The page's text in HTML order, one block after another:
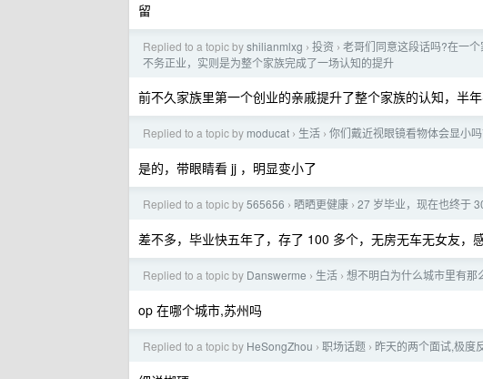
留
Replied to a topic byshilianmlxg › 投资 › 老哥们同意这段话吗?在一
不务正业，实则是为整个家族完成了一场认知的提升
前不久家族里第一个创业的亲戚提升了整个家族的认知，半
Replied to a topic by moducat › 生活 › 你们戴近视眼镜看物体会显小吗
是的，带眼睛看 jj ，明显变小了
Replied to a topic by565656 › 晒晒更健康 › 27 岁毕业，现在也终于 30
差不多，毕业快五年了，存了 100 多个，无房无车无女友
Replied to a topic by Danswerme › 生活 › 想不明白为什么城市里有那
op 在哪个城市,苏州吗
Replied to a topic by HeSongZhou › 职场话题 › 昨天的两个面试,极度